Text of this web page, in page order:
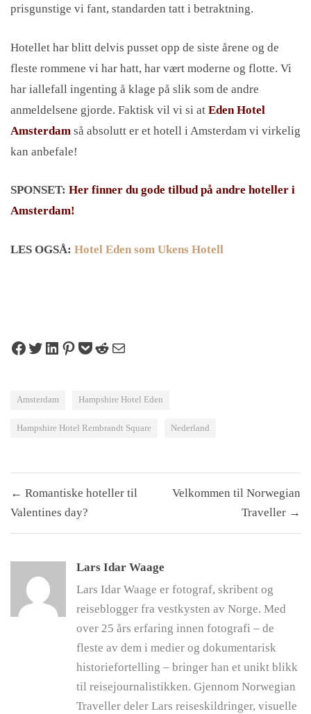
prisgunstige vi fant, standarden tatt i betraktning.
Hotellet har blitt delvis pusset opp de siste årene og de
fleste rommene vi har hatt, har vært moderne og flotte. Vi
har iallefall ingenting å klage på slik som de andre
anmeldelsene gjorde. Faktisk vil vi si at Eden Hotel
Amsterdam så absolutt er et hotell i Amsterdam vi virkelig
kan anbefale!
SPONSET: Her finner du gode tilbud på andre hoteller i
Amsterdam!
LES OGSÅ: Hotel Eden som Ukens Hotell
Share on Facebook
Tweet on Twitter
Share on LinkedIn
Pin on Pinterest
Save to pocket
Share on Reddit
Share via Email
Amsterdam Hampshire Hotel Eden
Hampshire Hotel Rembrandt Square Nederland
Innleggsnavigasjon
← Romantiske hoteller til
Valentines day?
Velkommen til Norwegian
Traveller →
Lars Idar Waage
Lars Idar Waage er fotograf, skribent og
reiseblogger fra vestkysten av Norge. Med
over 25 års erfaring innen fotografi – de
fleste av dem i medier og dokumentarisk
historiefortelling – bringer han et unikt blikk
til reisejournalistikken. Gjennom Norwegian
Traveller deler Lars reiseskildringer, visuelle